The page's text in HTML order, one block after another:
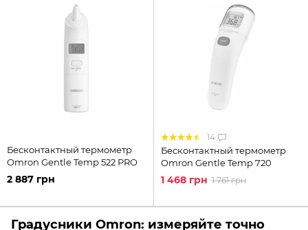
Бесконтактный термометр
Omron Gentle Temp 522 PRO
2 887 грн
14
Бесконтактный термометр
Omron Gentle Temp 720
1 468 грн 1 761 грн
Градусники Omron: измеряйте точно